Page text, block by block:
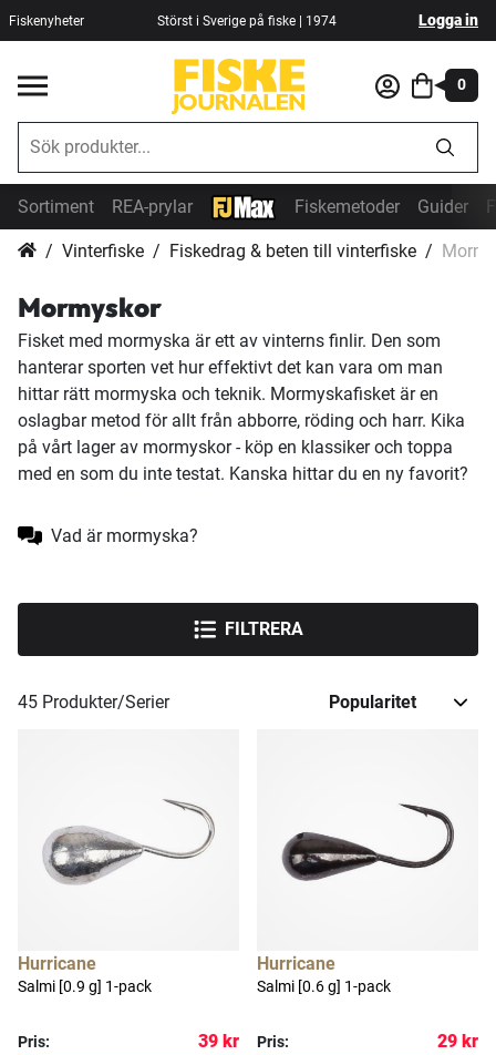
Fiskenyheter Störst i Sverige på fiske | 1974 Logga in
0
Sortiment REA-prylar Fiskemetoder Guider
Vinterfiske Fiskedrag & beten till vinterfiske
Mormyskor
Fisket med mormyska är ett av vinterns finlir. Den som
hanterar sporten vet hur effektivt det kan vara om man
hittar rätt mormyska och teknik. Mormyskafisket är en
oslagbar metod för allt från abborre, röding och harr. Kika
på vårt lager av mormyskor - köp en klassiker och toppa
med en som du inte testat. Kanska hittar du en ny favorit?
Vad är mormyska?
45 Produkter/Serier
Hurricane
Salmi [0.9 g] 1-pack
Pris: 39 kr
Hurricane
Salmi [0.6 g] 1-pack
Pris: 29 kr
FILTRERA